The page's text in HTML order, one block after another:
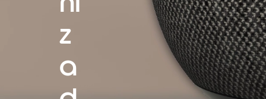
z
a